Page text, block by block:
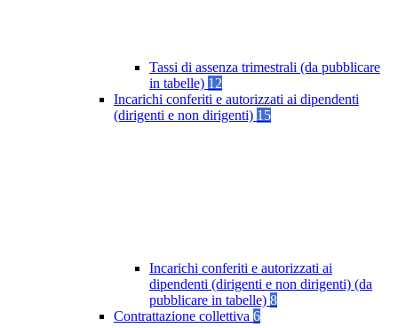
Tassi di assenza trimestrali (da pubblicare
in tabelle) 12
Incarichi conferiti e autorizzati ai dipendenti
(dirigenti e non dirigenti) 15
Incarichi conferiti e autorizzati ai
dipendenti (dirigenti e non dirigenti) (da
pubblicare in tabelle) 8
Contrattazione collettiva 6